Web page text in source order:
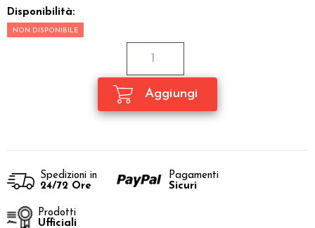
Disponibilità:
NON DISPONIBILE
Spedizioni in
24/72 Ore
Pagamenti
Sicuri
Prodotti
Ufficiali